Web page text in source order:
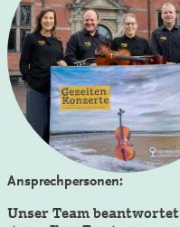
Ansprechpersonen:
Unser Team beantwortet